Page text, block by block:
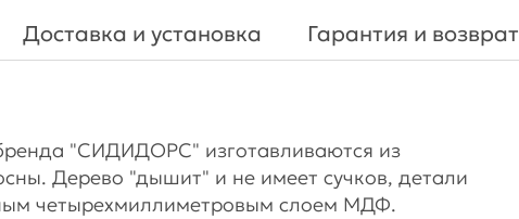
Доставка и установка Гарантия и возврат
"СИДИДОРС" изготавливаются из
Дерево "дышит" и не имеет сучков, детали
четырехмиллиметровым слоем МДФ.